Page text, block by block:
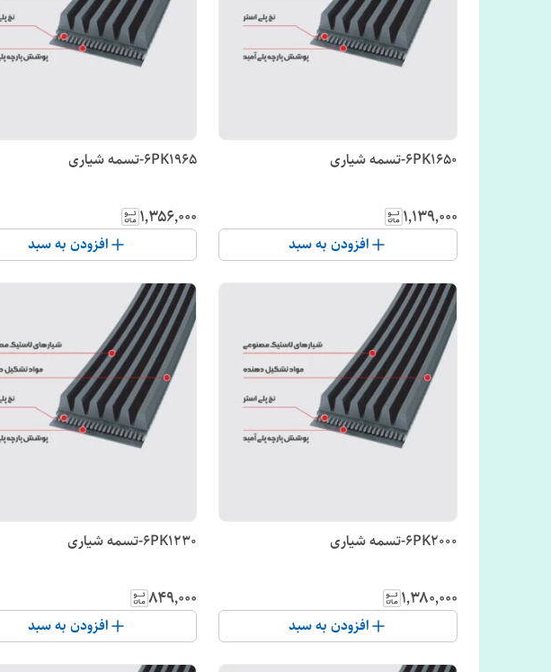
6PK1650-تسمه شیاری
۱٬۱۳۹٬۰۰۰
افزودن به سبد
6PK1965-تسمه شیاری
۱٬۳۵۶٬۰۰۰
افزودن به سبد
6PK2000-تسمه شیاری
۱٬۳۸۰٬۰۰۰
افزودن به سبد
6PK1230-تسمه شیاری
۸۴۹٬۰۰۰
افزودن به سبد